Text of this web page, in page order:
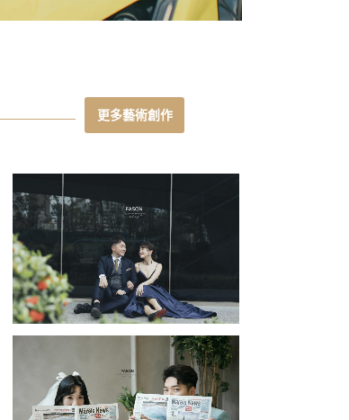
更多藝術創作
湛藍旅運
瀏覽攝影作品
崛江街拍